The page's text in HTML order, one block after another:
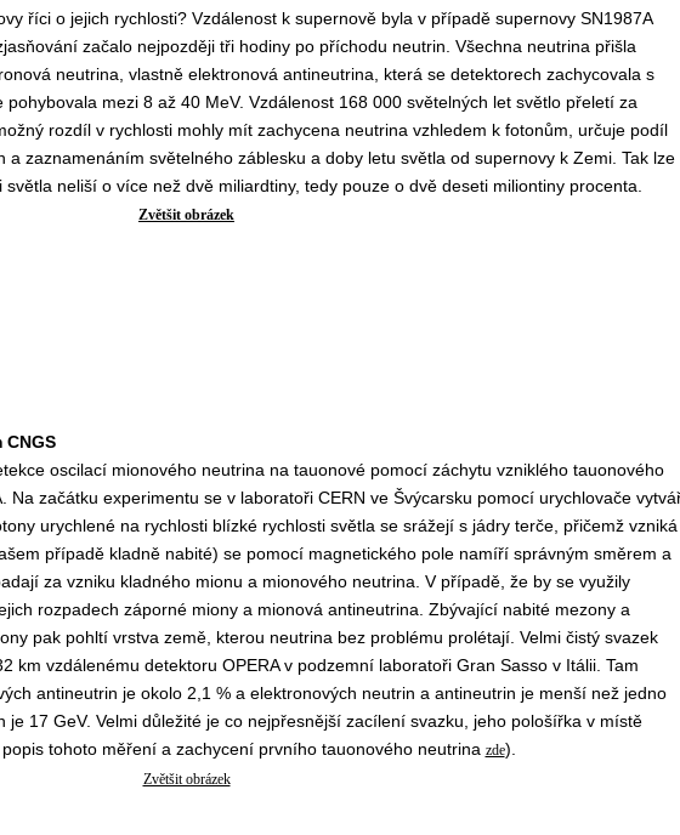
říci o jejich rychlosti? Vzdálenost k supernově byla v případě supernovy SN1987A
začalo nejpozději tři hodiny po příchodu neutrin. Všechna neutrina přišla
neutrina, vlastně elektronová antineutrina, která se detektorech zachycovala s
mezi 8 až 40 MeV. Vzdálenost 168 000 světelných let světlo přeletí za
rozdíl v rychlosti mohly mít zachycena neutrina vzhledem k fotonům, určuje podíl
zaznamenáním světelného záblesku a doby letu světla od supernovy k Zemi. Tak lze
neliší o více než dvě miliardtiny, tedy pouze o dvě deseti miliontiny procenta.
Zvětšit obrázek
oscilací mionového neutrina na tauonové pomocí záchytu vzniklého tauonového
Na začátku experimentu se v laboratoři CERN ve Švýcarsku pomocí urychlovače
urychlené na rychlosti blízké rychlosti světla se srážejí s jádry terče, přičemž vzniká
případě kladně nabité) se pomocí magnetického pole namíří správným směrem a
za vzniku kladného mionu a mionového neutrina. V případě, že by se využily
rozpadech záporné miony a mionová antineutrina. Zbývající nabité mezony a
pak pohltí vrstva země, kterou neutrina bez problému prolétají. Velmi čistý svazek
km vzdálenému detektoru OPERA v podzemní laboratoři Gran Sasso v Itálii. Tam
antineutrin je okolo 2,1 % a elektronových neutrin a antineutrin je menší než jedno
17 GeV. Velmi důležité je co nejpřesnější zacílení svazku, jeho pološířka v místě
tohoto měření a zachycení prvního tauonového neutrina zde).
Zvětšit obrázek